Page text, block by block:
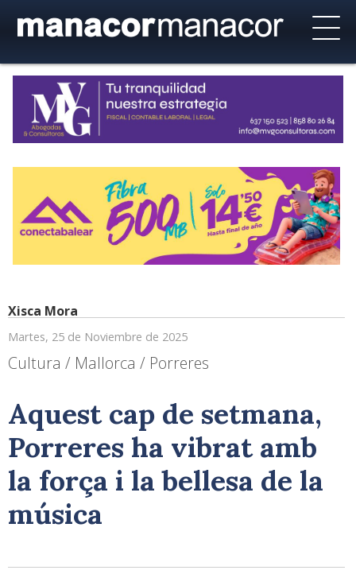
Xisca Mora
Martes, 25 de Noviembre de 2025
Cultura / Mallorca / Porreres
Aquest cap de setmana,
Porreres ha vibrat amb
la força i la bellesa de la
música